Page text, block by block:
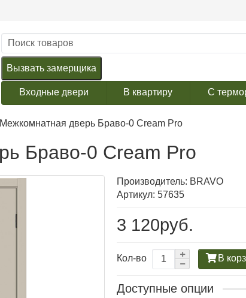
Вызвать замерщика
Входные двери В квартиру С
Межкомнатная дверь Браво-0 Cream Pro
Браво-0 Cream Pro
Производитель: BRAVO
Артикул: 57635
3 120руб.
Кол-во В
Доступные опции